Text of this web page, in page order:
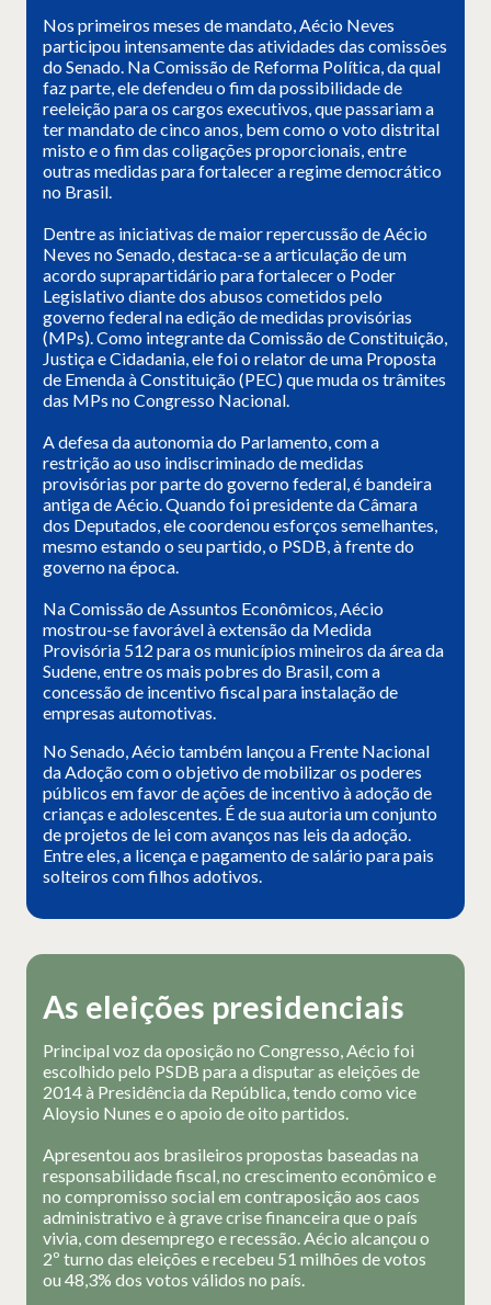
Nos primeiros meses de mandato, Aécio Neves
participou intensamente das atividades das comissões
do Senado. Na Comissão de Reforma Política, da qual
faz parte, ele defendeu o fim da possibilidade de
reeleição para os cargos executivos, que passariam a
ter mandato de cinco anos, bem como o voto distrital
misto e o fim das coligações proporcionais, entre
outras medidas para fortalecer a regime democrático
no Brasil.
Dentre as iniciativas de maior repercussão de Aécio
Neves no Senado, destaca-se a articulação de um
acordo suprapartidário para fortalecer o Poder
Legislativo diante dos abusos cometidos pelo
governo federal na edição de medidas provisórias
(MPs). Como integrante da Comissão de Constituição,
Justiça e Cidadania, ele foi o relator de uma Proposta
de Emenda à Constituição (PEC) que muda os trâmites
das MPs no Congresso Nacional.
A defesa da autonomia do Parlamento, com a
restrição ao uso indiscriminado de medidas
provisórias por parte do governo federal, é bandeira
antiga de Aécio. Quando foi presidente da Câmara
dos Deputados, ele coordenou esforços semelhantes,
mesmo estando o seu partido, o PSDB, à frente do
governo na época.
Na Comissão de Assuntos Econômicos, Aécio
mostrou-se favorável à extensão da Medida
Provisória 512 para os municípios mineiros da área da
Sudene, entre os mais pobres do Brasil, com a
concessão de incentivo fiscal para instalação de
empresas automotivas.
No Senado, Aécio também lançou a Frente Nacional
da Adoção com o objetivo de mobilizar os poderes
públicos em favor de ações de incentivo à adoção de
crianças e adolescentes. É de sua autoria um conjunto
de projetos de lei com avanços nas leis da adoção.
Entre eles, a licença e pagamento de salário para pais
solteiros com filhos adotivos.
As eleições presidenciais
Principal voz da oposição no Congresso, Aécio foi
escolhido pelo PSDB para a disputar as eleições de
2014 à Presidência da República, tendo como vice
Aloysio Nunes e o apoio de oito partidos.
Apresentou aos brasileiros propostas baseadas na
responsabilidade fiscal, no crescimento econômico e
no compromisso social em contraposição aos caos
administrativo e à grave crise financeira que o país
vivia, com desemprego e recessão. Aécio alcançou o
2º turno das eleições e recebeu 51 milhões de votos
ou 48,3% dos votos válidos no país.